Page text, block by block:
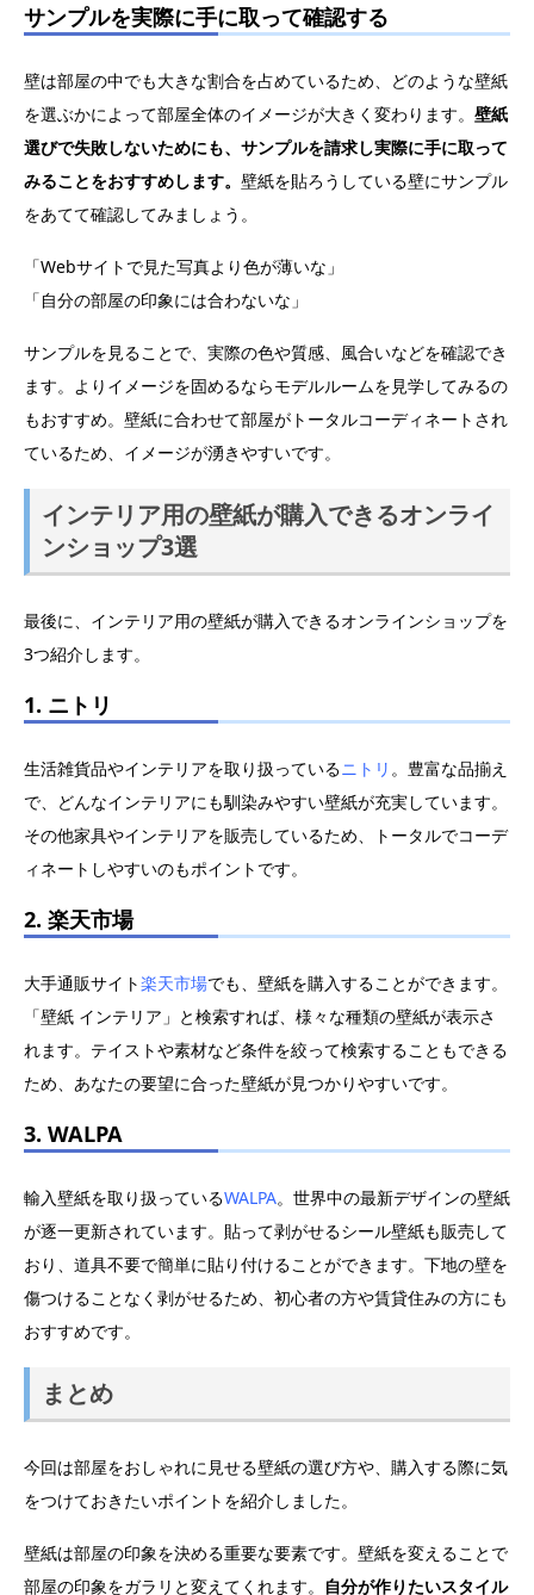
サンプルを実際に手に取って確認する
壁は部屋の中でも大きな割合を占めているため、どのような壁紙
を選ぶかによって部屋全体のイメージが大きく変わります。 壁紙
選びで失敗しないためにも、サンプルを請求し実際に手に取って
みることをおすすめします。 壁紙を貼ろうしている壁にサンプル
をあてて確認してみましょう。
「Webサイトで見た写真より色が薄いな」
「自分の部屋の印象には合わないな」
サンプルを見ることで、実際の色や質感、風合いなどを確認でき
ます。よりイメージを固めるならモデルルームを見学してみるの
もおすすめ。壁紙に合わせて部屋がトータルコーディネートされ
ているため、イメージが湧きやすいです。
インテリア用の壁紙が購入できるオンライ
ンショップ3選
最後に、インテリア用の壁紙が購入できるオンラインショップを
3つ紹介します。
1. ニトリ
生活雑貨品やインテリアを取り扱っているニトリ 。豊富な品揃え
で、どんなインテリアにも馴染みやすい壁紙が充実しています。
その他家具やインテリアを販売しているため、トータルでコーデ
ィネートしやすいのもポイントです。
2. 楽天市場
大手通販サイト楽天市場でも、壁紙を購入することができます。
「壁紙 インテリア」と検索すれば、様々な種類の壁紙が表示さ
れます。テイストや素材など条件を絞って検索することもできる
ため、あなたの要望に合った壁紙が見つかりやすいです。
3. WALPA
輸入壁紙を取り扱っているWALPA。世界中の最新デザインの壁紙
が逐一更新されています。貼って剥がせるシール壁紙も販売して
おり、道具不要で簡単に貼り付けることができます。下地の壁を
傷つけることなく剥がせるため、初心者の方や賃貸住みの方にも
おすすめです。
まとめ
今回は部屋をおしゃれに見せる壁紙の選び方や、購入する際に気
をつけておきたいポイントを紹介しました。
壁紙は部屋の印象を決める重要な要素です。壁紙を変えることで
部屋の印象をガラリと変えてくれます。 自分が作りたいスタイル